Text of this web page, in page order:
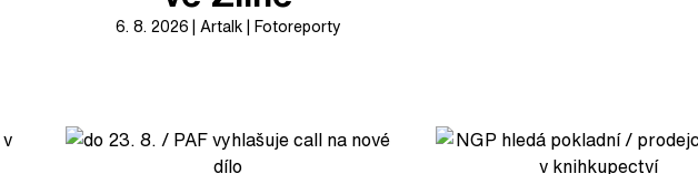
6. 8. 2026 Artalk Fotoreporty